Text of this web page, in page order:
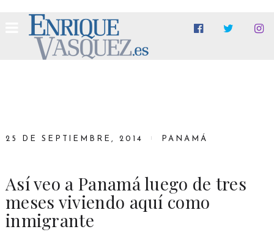
25 DE SEPTIEMBRE, 2014 PANAMÁ
Así veo a Panamá luego de tres
meses viviendo aquí como
inmigrante